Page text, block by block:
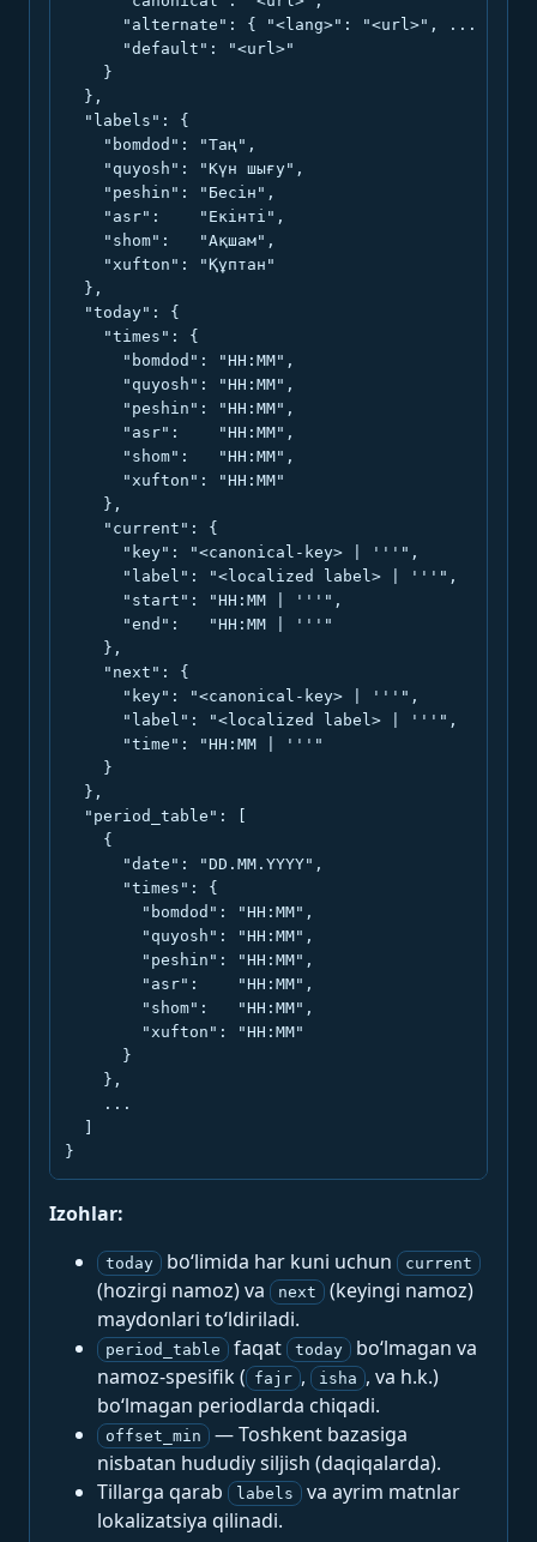
      "alternate": { "<lang>": "<url>", ... },
      "default": "<url>"
    }
  },
  "labels": {
    "bomdod": "Таң",
    "quyosh": "Күн шығу",
    "peshin": "Бесін",
    "asr":    "Екінті",
    "shom":   "Ақшам",
    "xufton": "Құптан"
  },
  "today": {
    "times": {
      "bomdod": "HH:MM",
      "quyosh": "HH:MM",
      "peshin": "HH:MM",
      "asr":    "HH:MM",
      "shom":   "HH:MM",
      "xufton": "HH:MM"
    },
    "current": {
      "key": "<canonical-key> | '''",
      "label": "<localized label> | '''",
      "start": "HH:MM | '''",
      "end":   "HH:MM | '''"
    },
    "next": {
      "key": "<canonical-key> | '''",
      "label": "<localized label> | '''",
      "time": "HH:MM | '''"
    }
  },
  "period_table": [
    {
      "date": "DD.MM.YYYY",
      "times": {
        "bomdod": "HH:MM",
        "quyosh": "HH:MM",
        "peshin": "HH:MM",
        "asr":    "HH:MM",
        "shom":   "HH:MM",
        "xufton": "HH:MM"
      }
    },
    ...
}
Izohlar:
today bo‘limida har kuni uchun current
(hozirgi namoz) va next
(keyingi namoz)
maydonlari to‘ldiriladi.
period_table faqat today
bo‘lmagan va
namoz-spesifik ( fajr , isha , va h.k.)
bo‘lmagan periodlarda chiqadi.
offset_min
— Toshkent bazasiga
nisbatan hududiy siljish (daqiqalarda).
Tillarga qarab
labels
va ayrim matnlar
lokalizatsiya qilinadi.